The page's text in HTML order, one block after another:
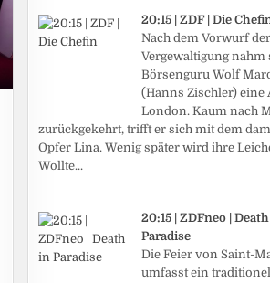
20:15 | ZDF | Die
Nach dem Vorwurf der
Vergewaltigung nahm
Börsenguru Wolf
(Hanns Zischler) eine
London. Kaum nach
zurückgekehrt, trifft er sich mit dem
Opfer Lina. Wenig später wird ihre
Wollte...
20:15 | ZDFneo |
Paradise
Die Feier von Saint-
umfasst ein